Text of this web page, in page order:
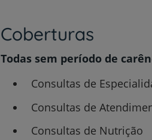
Coberturas
Todas sem período de
Consultas de
Consultas de
Consultas de Nutrição